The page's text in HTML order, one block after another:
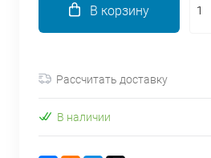
В корзину
Рассчитать доставку
В наличии